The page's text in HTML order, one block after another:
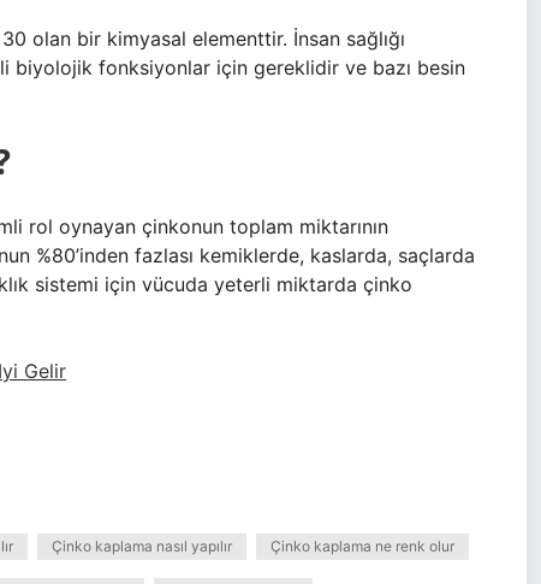
olan bir kimyasal elementtir. İnsan sağlığı
biyolojik fonksiyonlar için gereklidir ve bazı besin
rol oynayan çinkonun toplam miktarının
%80’inden fazlası kemiklerde, kaslarda, saçlarda
sistemi için vücuda yeterli miktarda çinko
Gelir
Çinko kaplama nasıl yapılır Çinko kaplama ne renk olur